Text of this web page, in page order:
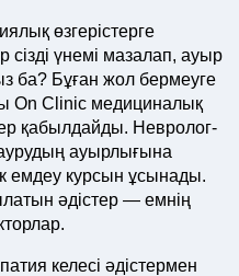
өзгерістерге
сізді үнемі мазалап, ауыр
ба? Бұған жол бермеуге
On Clinic медициналық
қабылдайды. Невролог-
аурудың ауырлығына
емдеу курсын ұсынады.
әдістер — емнің
келесі әдістермен